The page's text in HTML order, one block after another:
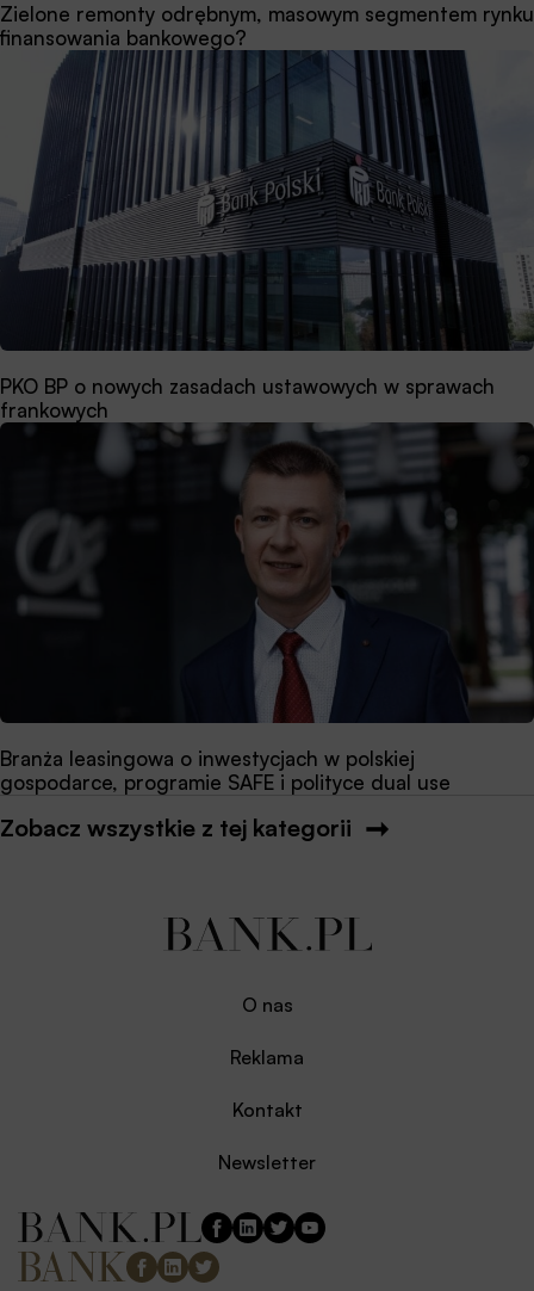
Zielone remonty odrębnym, masowym segmentem rynku
finansowania bankowego?
PKO BP o nowych zasadach ustawowych w sprawach
frankowych
Branża leasingowa o inwestycjach w polskiej
gospodarce, programie SAFE i polityce dual use
Zobacz wszystkie z tej kategorii
O nas
Reklama
Kontakt
Newsletter